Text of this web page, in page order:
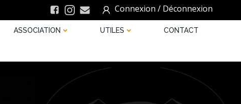
Connexion / Déconnexion
ASSOCIATION UTILES CONTACT